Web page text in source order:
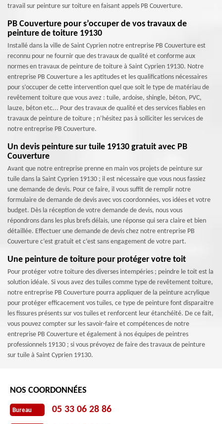
travail sur peinture sur toiture en faisant appels PB Couverture.
PB Couverture pour s’occuper de vos travaux de
peinture de toiture 19130
Installé dans la ville de Saint Cyprien notre entreprise PB Couverture est
reconnu pour ne fournir que des travaux de qualité et conforme aux
normes en travaux de peinture de toiture à Saint Cyprien 19130. Notre
entreprise PB Couverture a les aptitudes et les qualifications nécessaires
pour s’occuper de cette intervention quel que soit le type de matériau de
revêtement toiture que vous avez : tuile, ardoise, shingle, béton, PVC,
lauze, béton etc... Pour des travaux de qualité et des services fiables en
travaux de peinture de toiture ; n’hésitez pas à solliciter les services de
notre entreprise PB Couverture.
Un devis peinture sur tuile 19130 gratuit avec PB
Couverture
Avant que notre entreprise prenne en main vos projets de peinture sur
tuile dans la Saint Cyprien 19130 ; il est nécessaire que vous nous fassiez
une demande de devis. Pour ce faire, il vous suffit de remplir notre
formulaire de demande de devis avec vos coordonnées, vos idées et votre
budget. Dès la réception de votre demande de devis, nous vous
répondrons dans les plus brefs délais, une réponse qui sera claire et bien
détaillée. Effectuer une demande de devis chez notre entreprise PB
Couverture c’est gratuit et c’est sans engagement de votre part.
Une peinture de toiture pour protéger votre toit
Pour protéger votre toiture des diverses intempéries ; peindre le toit est la
solution idéale. Si vous avez des tuiles comme type de revêtement toiture,
notre entreprise PB Couverture pourra appliquer de la peinture acrylique
pour protéger efficacement vos tuiles, ce type de peinture font disparaitre
les fissures présents sur vos tuiles et renforcent leur étanchéité. De ce fait,
vous pouvez compter sur les savoir-faire et compétences de notre
entreprise PB Couverture et également à nos équipes de peintres
professionnels 19130 ; si vous prévoyez de faire des travaux de peinture
sur tuile à Saint Cyprien 19130.
NOS COORDONNÉES
Bureau 05 33 06 28 86